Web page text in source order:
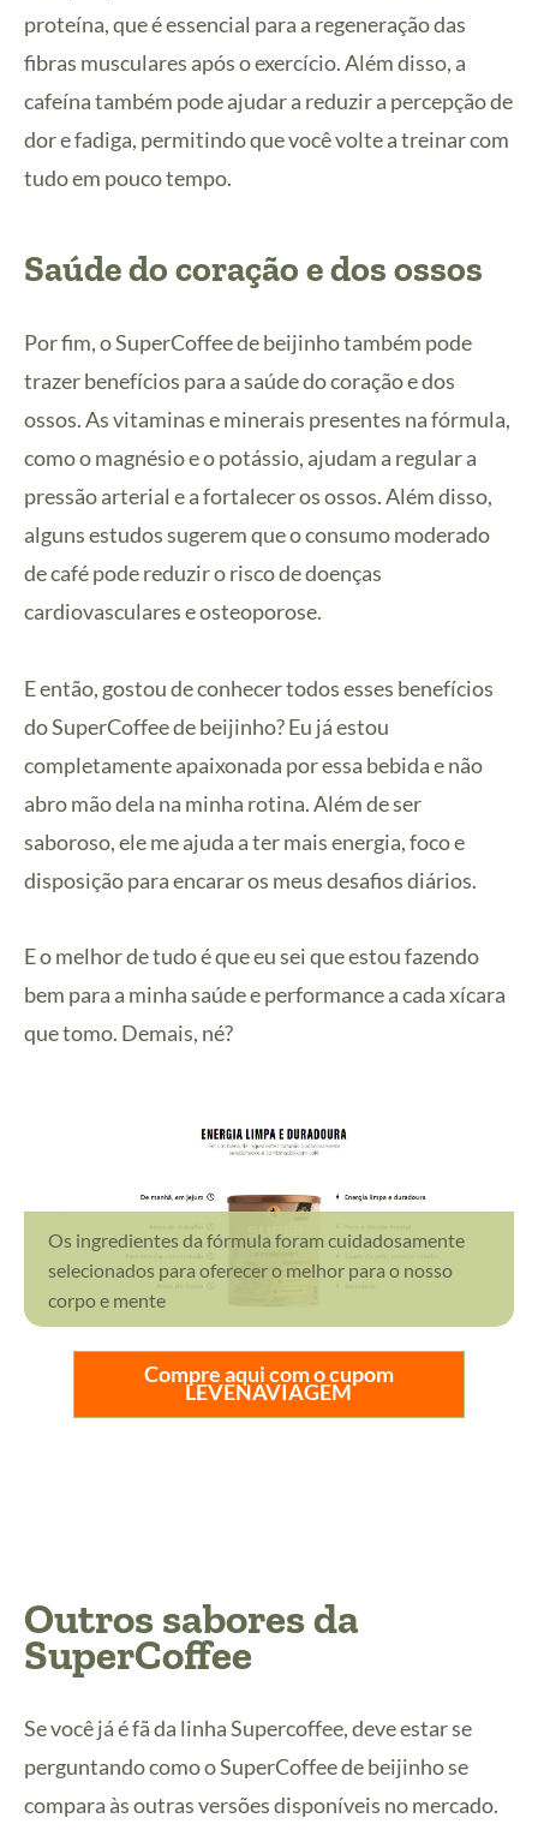
proteína, que é essencial para a regeneração das
fibras musculares após o exercício. Além disso, a
cafeína também pode ajudar a reduzir a percepção de
dor e fadiga, permitindo que você volte a treinar com
tudo em pouco tempo.
Saúde do coração e dos ossos
Por fim, o SuperCoffee de beijinho também pode
trazer benefícios para a saúde do coração e dos
ossos. As vitaminas e minerais presentes na fórmula,
como o magnésio e o potássio, ajudam a regular a
pressão arterial e a fortalecer os ossos. Além disso,
alguns estudos sugerem que o consumo moderado
de café pode reduzir o risco de doenças
cardiovasculares e osteoporose.
E então, gostou de conhecer todos esses benefícios
do SuperCoffee de beijinho? Eu já estou
completamente apaixonada por essa bebida e não
abro mão dela na minha rotina. Além de ser
saboroso, ele me ajuda a ter mais energia, foco e
disposição para encarar os meus desafios diários.
E o melhor de tudo é que eu sei que estou fazendo
bem para a minha saúde e performance a cada xícara
que tomo. Demais, né?
Os ingredientes da fórmula foram cuidadosamente
selecionados para oferecer o melhor para o nosso
corpo e mente
Compre aqui com o cupom
LEVENAVIAGEM
Outros sabores da
SuperCoffee
Se você já é fã da linha Supercoffee, deve estar se
perguntando como o SuperCoffee de beijinho se
compara às outras versões disponíveis no mercado.